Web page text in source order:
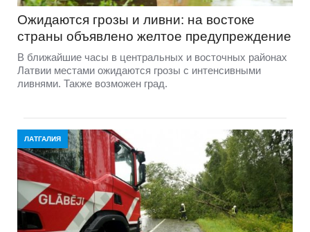
Ожидаются грозы и ливни: на востоке
страны объявлено желтое предупреждение
В ближайшие часы в центральных и восточных районах
Латвии местами ожидаются грозы с интенсивными
ливнями. Также возможен град.
ЛАТГАЛИЯ